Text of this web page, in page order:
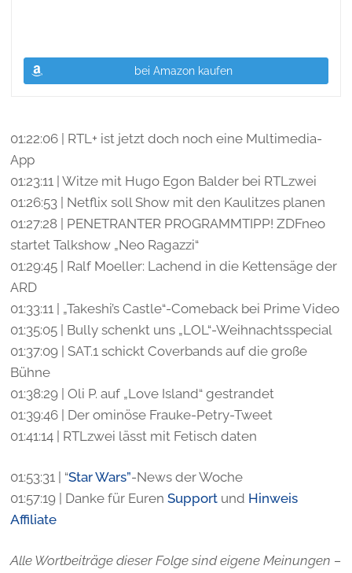
bei Amazon kaufen
01:22:06 | RTL+ ist jetzt doch noch eine Multimedia-
App
01:23:11 | Witze mit Hugo Egon Balder bei RTLzwei
01:26:53 | Netflix soll Show mit den Kaulitzes planen
01:27:28 | PENETRANTER PROGRAMMTIPP! ZDFneo
startet Talkshow „Neo Ragazzi“
01:29:45 | Ralf Moeller: Lachend in die Kettensäge der
ARD
01:33:11 | „Takeshi’s Castle“-Comeback bei Prime Video
01:35:05 | Bully schenkt uns „LOL“-Weihnachtsspecial
01:37:09 | SAT.1 schickt Coverbands auf die große
Bühne
01:38:29 | Oli P. auf „Love Island“ gestrandet
01:39:46 | Der ominöse Frauke-Petry-Tweet
01:41:14 | RTLzwei lässt mit Fetisch daten
01:53:31 | “Star Wars”-News der Woche
01:57:19 | Danke für EurenSupport und Hinweis
Affiliate
Alle Wortbeiträge dieser Folge sind eigene Meinungen –